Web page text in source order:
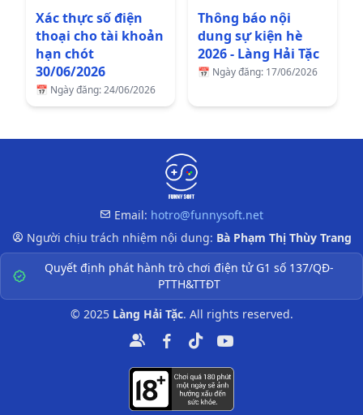
Xác thực số điện
thoại cho tài khoản
hạn chót
30/06/2026
📅 Ngày đăng: 24/06/2026
Thông báo nội
dung sự kiện hè
2026 - Làng Hải Tặc
📅 Ngày đăng: 17/06/2026
Email: hotro@funnysoft.net
Người chịu trách nhiệm nội dung: Bà Phạm Thị Thùy Trang
Quyết định phát hành trò chơi điện tử G1 số 137/QĐ-
PTTH&TTĐT
© 2025 Làng Hải Tặc. All rights reserved.